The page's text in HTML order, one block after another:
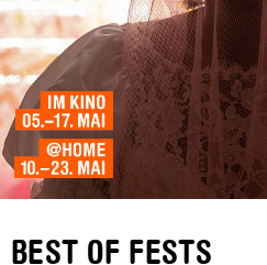
BEST OF FESTS